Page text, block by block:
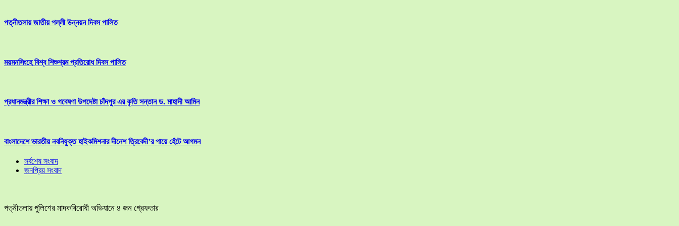
পত্নীতলায় জাতীয় পল্লী উন্নয়ন দিবস পালিত
ময়মনসিংহে বিশ্ব শিশুশ্রম প্রতিরোধ দিবস পালিত
প্রধানমন্ত্রীর শিক্ষা ও গবেষণা উপদেষ্টা চাঁদপুর এর কৃতি সন্তান ড. মাহাদী আমিন
বাংলাদেশে ভারতীয় নবনিযুক্ত হাইকমিশনার দীনেশ ত্রিবেদী’র পায়ে হেঁটে আগমন
সর্বশেষ সংবাদ
জনপ্রিয় সংবাদ
পত্নীতলায় পুলিশের মাদকবিরোধী অভিযানে ৪ জন গ্রেফতার